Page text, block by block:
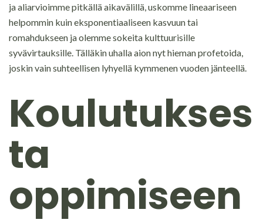
ja aliarvioimme pitkällä aikavälillä, uskomme lineaariseen
helpommin kuin eksponentiaaliseen kasvuun tai
romahdukseen ja olemme sokeita kulttuurisille
syvävirtauksille. Tälläkin uhalla aion nyt hieman profetoida,
joskin vain suhteellisen lyhyellä kymmenen vuoden jänteellä.
Koulutukses
ta
oppimiseen